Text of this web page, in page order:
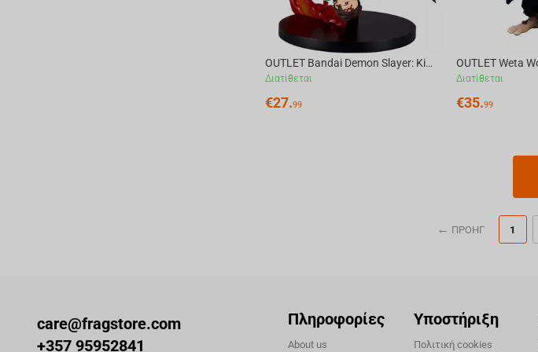
OUTLET Bandai Demon Slayer: Kimetsu no Yaiba VIBRATION STARS PLUS-Tanjiro Kamado
Διατίθεται
€27.99
Διατίθεται
€35.99
ΠΡΟΗΓ 1
care@fragstore.com
+357 95952841
Πληροφορίες
About us
Υποστήριξη
Πολιτική cookies